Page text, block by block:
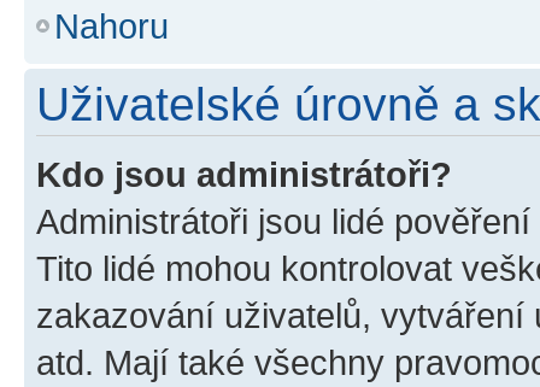
Nahoru
Uživatelské úrovně a
Kdo jsou administrátoři?
Administrátoři jsou lidé
Tito lidé mohou kontrolovat
zakazování uživatelů,
atd. Mají také všechny